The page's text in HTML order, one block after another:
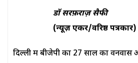
डॉ सरफ़राज़ सैफी
(न्यूज़ एंकर/वरिष्ठ पत्रकार)
दिल्ली में बीजेपी का 27 साल का वनवास